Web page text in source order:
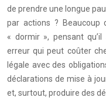
de prendre une longue
par actions ? Beaucoup
« dormir », pensant
erreur qui peut coûter
légale avec des
déclarations de mise à
et, surtout, produire des